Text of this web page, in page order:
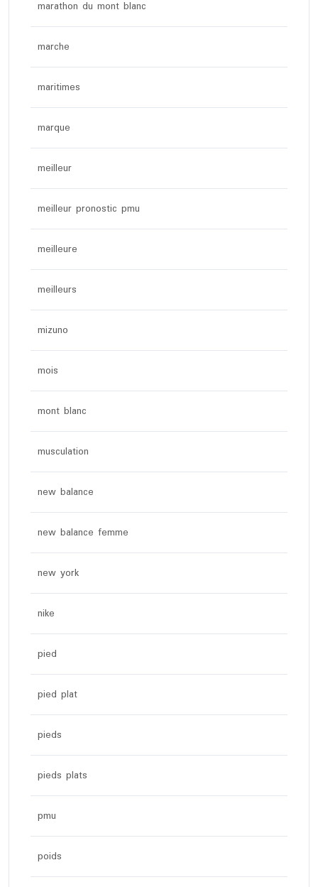
marathon du mont blanc
marche
maritimes
marque
meilleur
meilleur pronostic pmu
meilleure
meilleurs
mizuno
mois
mont blanc
musculation
new balance
new balance femme
new york
nike
pied
pied plat
pieds
pieds plats
pmu
poids